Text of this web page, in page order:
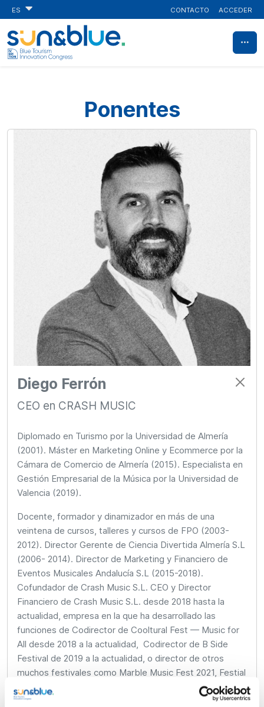
ES CONTACTO ACCEDER
Ponentes
Diego Ferrón
CEO en CRASH MUSIC
Diplomado en Turismo por la Universidad de Almería
(2001). Máster en Marketing Online y Ecommerce por la
Cámara de Comercio de Almería (2015). Especialista en
Gestión Empresarial de la Música por la Universidad de
Valencia (2019).
Docente, formador y dinamizador en más de una
veintena de cursos, talleres y cursos de FPO (2003-
2012). Director Gerente de Ciencia Divertida Almería S.L
(2006- 2014). Director de Marketing y Financiero de
Eventos Musicales Andalucía S.L (2015-2018).
Cofundador de Crash Music S.L. CEO y Director
Financiero de Crash Music S.L. desde 2018 hasta la
actualidad, empresa en la que ha desarrollado las
funciones de Codirector de Cooltural Fest — Music for
All desde 2018 a la actualidad, Codirector de B Side
Festival de 2019 a la actualidad, o director de otros
muchos festivales como Marble Music Fest 2021, Festial
Urban LEI 2021, Festival Murmura Alpujarra, Festival
Otoño y Sal o Festival Mojacar 5 Estrellas. Además, es